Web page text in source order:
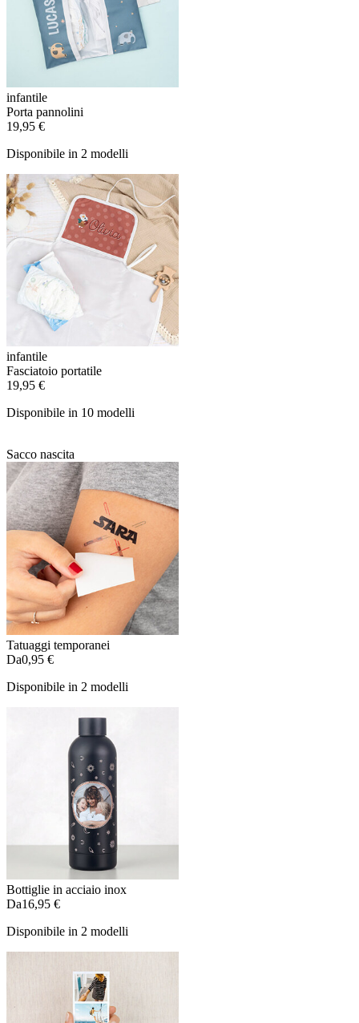
infantile
Porta pannolini
19,95 €
Disponibile in 2 modelli
infantile
Fasciatoio portatile
19,95 €
Disponibile in 10 modelli
Sacco nascita
Tatuaggi temporanei
Da0,95 €
Disponibile in 2 modelli
Bottiglie in acciaio inox
Da16,95 €
Disponibile in 2 modelli